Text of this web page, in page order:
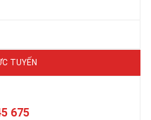
TUYẾN
675